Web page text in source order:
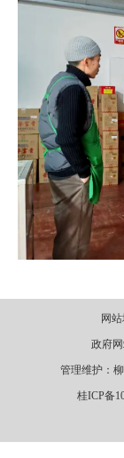
网
政府
管理维护：
桂ICP备